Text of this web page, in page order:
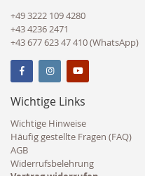
+49 3222 109 4280
+43 4236 2471
+43 677 623 47 410 (WhatsApp)
Wichtige Links
Wichtige Hinweise
Häufig gestellte Fragen (FAQ)
AGB
Widerrufsbelehrung